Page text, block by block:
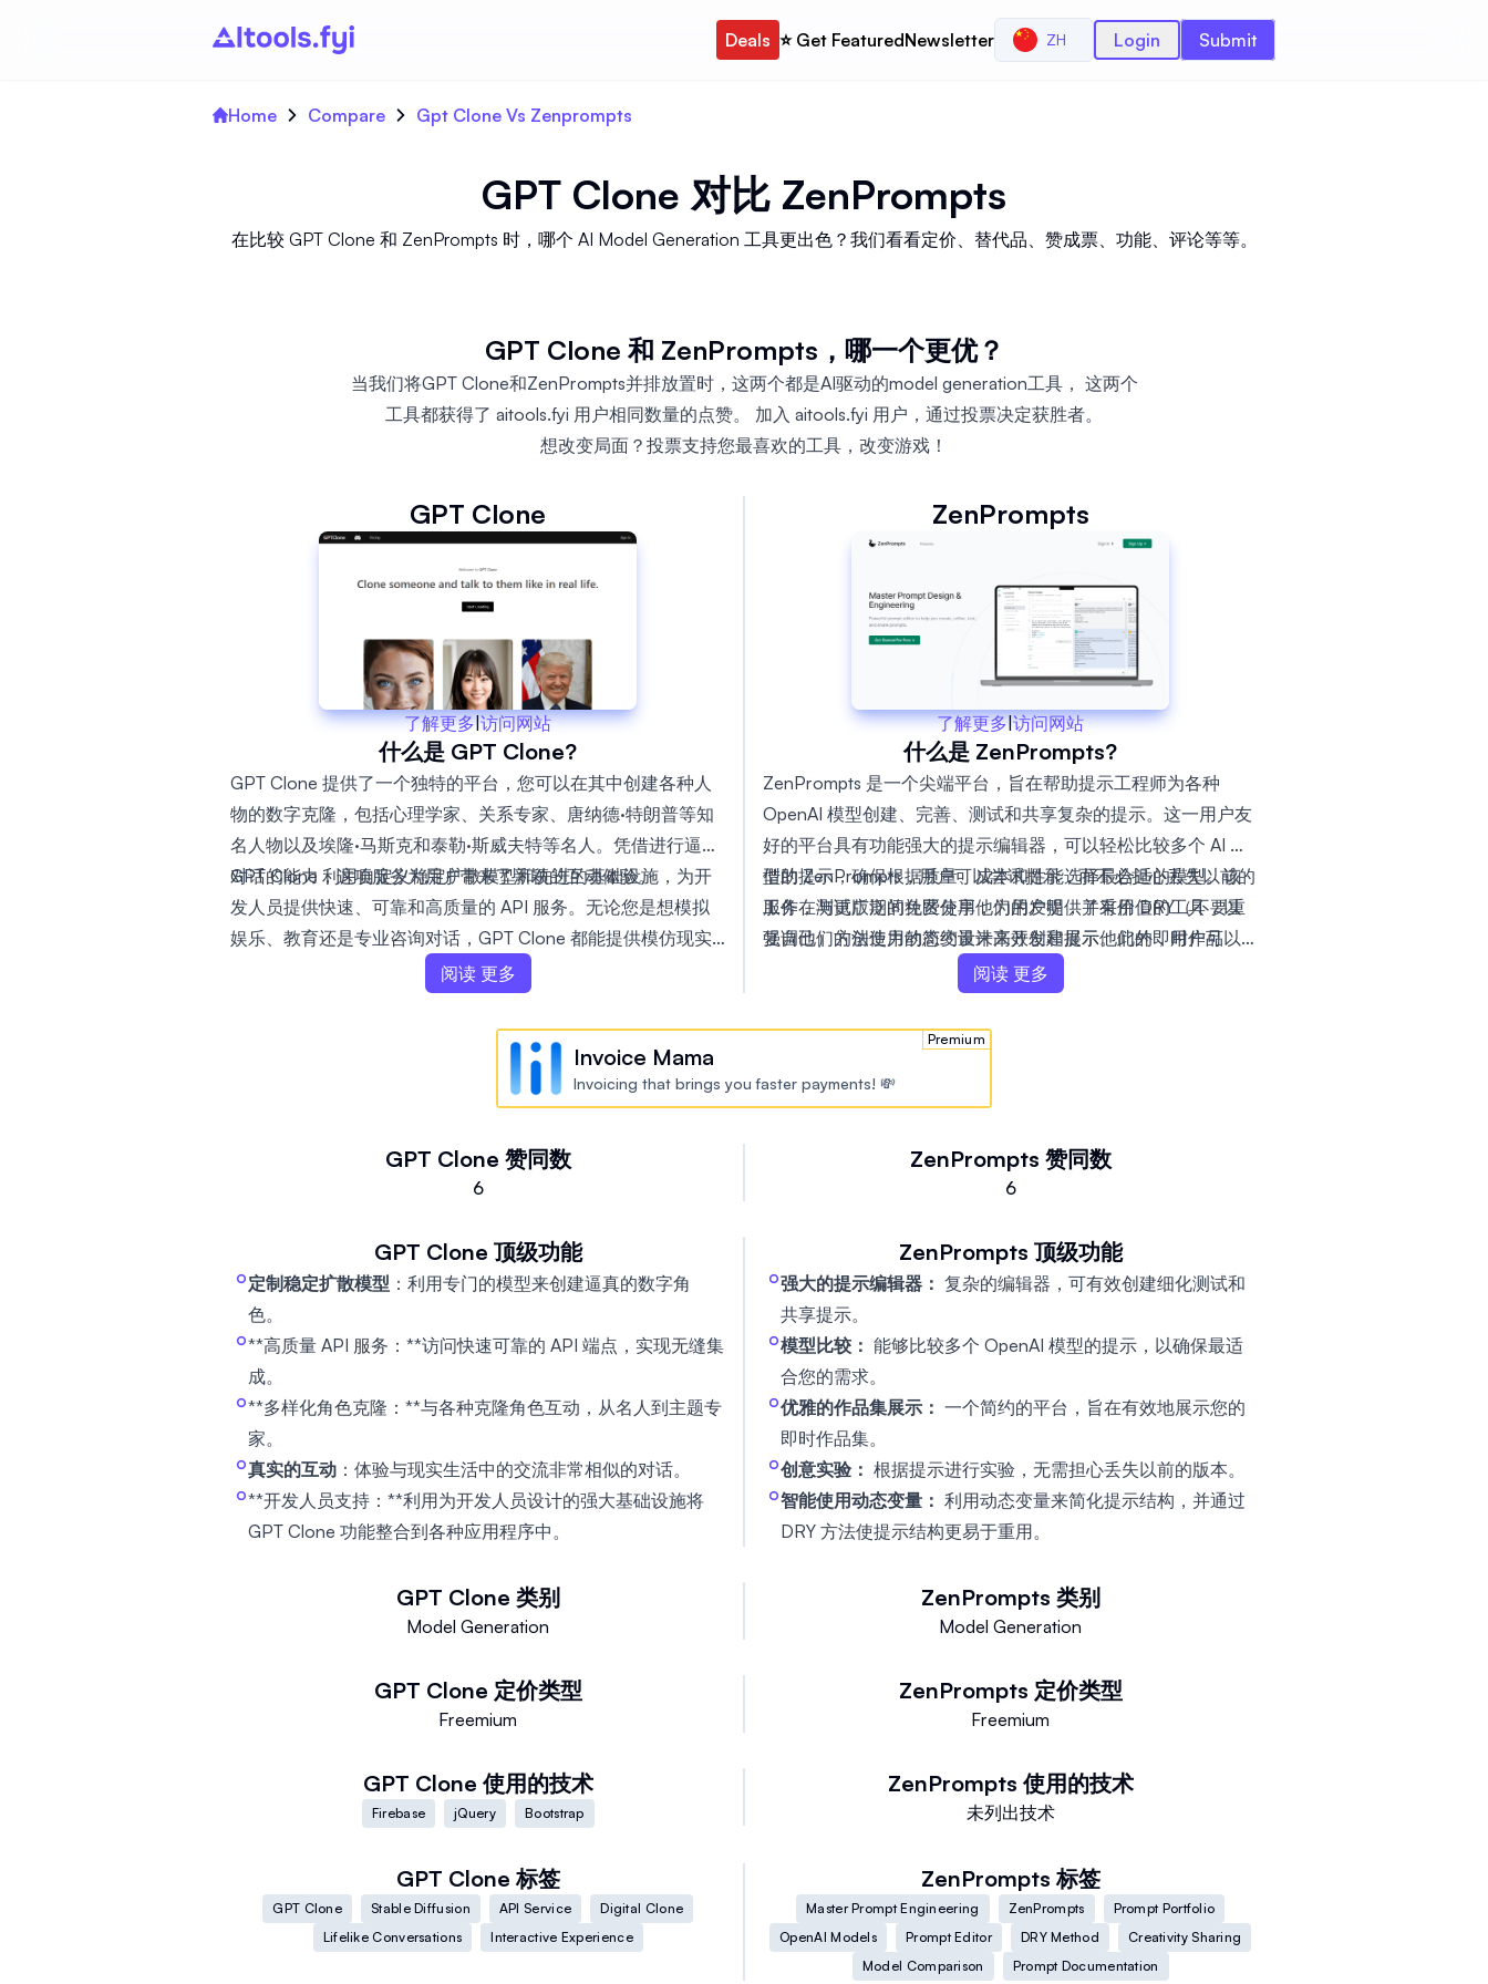
Deals ⭐️ Get FeaturedNewsletter ZH Login Submit
Home Compare Gpt Clone Vs Zenprompts
GPT Clone 对比 ZenPrompts
在比较 GPT Clone 和 ZenPrompts 时，哪个 AI Model Generation 工具更出色？我们看看定价、替代品、赞成票、功能、评论等等。
GPT Clone 和 ZenPrompts，哪一个更优？
当我们将GPT Clone和ZenPrompts并排放置时，这两个都是AI驱动的model generation工具， 这两个
工具都获得了 aitools.fyi 用户相同数量的点赞。 加入 aitools.fyi 用户，通过投票决定获胜者。
想改变局面？投票支持您最喜欢的工具，改变游戏！
GPT Clone
了解更多|访问网站
什么是 GPT Clone?
GPT Clone 提供了一个独特的平台，您可以在其中创建各种人
物的数字克隆，包括心理学家、关系专家、唐纳德·特朗普等知
名人物以及埃隆·马斯克和泰勒·斯威夫特等名人。凭借进行逼真
对话的能力，这项服务为用户带来了新颖的互动体验。
GPT Clone 利用自定义稳定扩散模型和先进的基础设施，为开
发人员提供快速、可靠和高质量的 API 服务。无论您是想模拟
娱乐、教育还是专业咨询对话，GPT Clone 都能提供模仿现实
生活中互动的无缝互动体验。阅读 更多
ZenPrompts
了解更多|访问网站
什么是 ZenPrompts?
ZenPrompts 是一个尖端平台，旨在帮助提示工程师为各种
OpenAI 模型创建、完善、测试和共享复杂的提示。这一用户友
好的平台具有功能强大的提示编辑器，可以轻松比较多个 AI 模
型的提示，确保根据质量、成本和性能选择最合适的模型。该
服务在测试版期间免费使用，为用户提供了有价值的工具，以
强调他们的创造力的简约设计来开发和展示他们的即时作品
借助 ZenPrompts，用户可以尝试提示，而不必担心丢失以前的
工作，与更广泛的社区分享他们的发明，并采用 DRY（不要重
复自己）方法使用动态变量来高效创建提示。此外，用户可以
选择记录带有评论的提示，以便更好地组织和保存发展见解。
该平台的目标是增强提示工程师的能力，并在大语言模型和人
工智能时代展示他们的技能。
阅读 更多
Premium
Invoice Mama
Invoicing that brings you faster payments! 💸
GPT Clone 赞同数
6
ZenPrompts 赞同数
6
GPT Clone 顶级功能
定制稳定扩散模型 ：利用专门的模型来创建逼真的数字角
色。
**高质量 API 服务：**访问快速可靠的 API 端点，实现无缝集
成。
**多样化角色克隆：**与各种克隆角色互动，从名人到主题专
家。
真实的互动 ：体验与现实生活中的交流非常相似的对话。
**开发人员支持：**利用为开发人员设计的强大基础设施将
GPT Clone 功能整合到各种应用程序中。
ZenPrompts 顶级功能
强大的提示编辑器： 复杂的编辑器，可有效创建细化测试和
共享提示。
模型比较： 能够比较多个 OpenAI 模型的提示，以确保最适
合您的需求。
优雅的作品集展示： 一个简约的平台，旨在有效地展示您的
即时作品集。
创意实验： 根据提示进行实验，无需担心丢失以前的版本。
智能使用动态变量： 利用动态变量来简化提示结构，并通过
DRY 方法使提示结构更易于重用。
GPT Clone 类别
Model Generation
ZenPrompts 类别
Model Generation
GPT Clone 定价类型
Freemium
ZenPrompts 定价类型
Freemium
GPT Clone 使用的技术
Firebase jQuery Bootstrap
ZenPrompts 使用的技术
未列出技术
GPT Clone 标签
GPT Clone Stable Diffusion API Service
Digital Clone
Lifelike Conversations
Interactive Experience
ZenPrompts 标签
Master Prompt Engineering ZenPrompts
Prompt Portfolio
OpenAI Models
Prompt Editor DRY Method
Creativity Sharing
Model Comparison
Prompt Documentation